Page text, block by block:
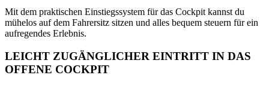
Mit dem praktischen Einstiegssystem für das Cockpit kannst du
mühelos auf dem Fahrersitz sitzen und alles bequem steuern für ein
aufregendes Erlebnis.
LEICHT ZUGÄNGLICHER EINTRITT IN DAS
OFFENE COCKPIT